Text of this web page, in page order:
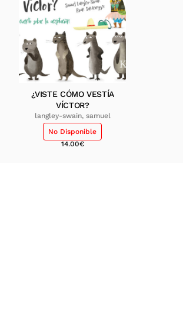
¿VISTE CÓMO VESTÍA
VÍCTOR?
langley-swain, samuel
No Disponible
14.00€